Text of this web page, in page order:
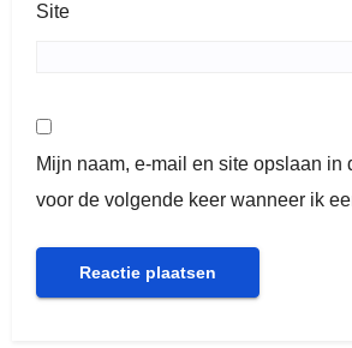
Site
Mijn naam, e-mail en site opslaan in
voor de volgende keer wanneer ik